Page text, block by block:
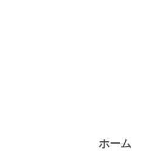
ホーム